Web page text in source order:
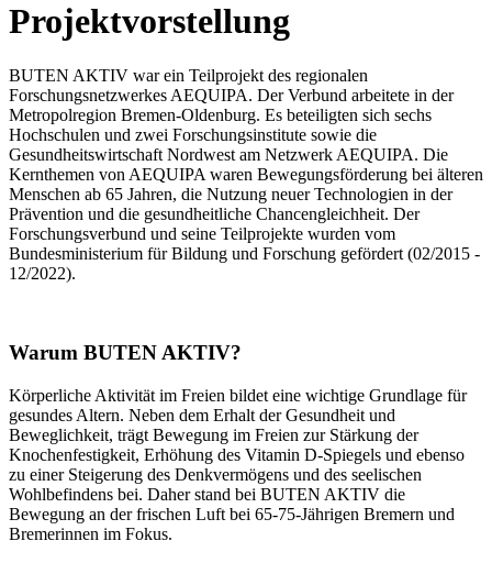
Projektvorstellung
BUTEN AKTIV war ein Teilprojekt des regionalen
Forschungsnetzwerkes AEQUIPA. Der Verbund arbeitete in der
Metropolregion Bremen-Oldenburg. Es beteiligten sich sechs
Hochschulen und zwei Forschungsinstitute sowie die
Gesundheitswirtschaft Nordwest am Netzwerk AEQUIPA. Die
Kernthemen von AEQUIPA waren Bewegungsförderung bei älteren
Menschen ab 65 Jahren, die Nutzung neuer Technologien in der
Prävention und die gesundheitliche Chancengleichheit. Der
Forschungsverbund und seine Teilprojekte wurden vom
Bundesministerium für Bildung und Forschung gefördert (02/2015 -
12/2022).
Warum BUTEN AKTIV?
Körperliche Aktivität im Freien bildet eine wichtige Grundlage für
gesundes Altern. Neben dem Erhalt der Gesundheit und
Beweglichkeit, trägt Bewegung im Freien zur Stärkung der
Knochenfestigkeit, Erhöhung des Vitamin D-Spiegels und ebenso
zu einer Steigerung des Denkvermögens und des seelischen
Wohlbefindens bei. Daher stand bei BUTEN AKTIV die
Bewegung an der frischen Luft bei 65-75-Jährigen Bremern und
Bremerinnen im Fokus.